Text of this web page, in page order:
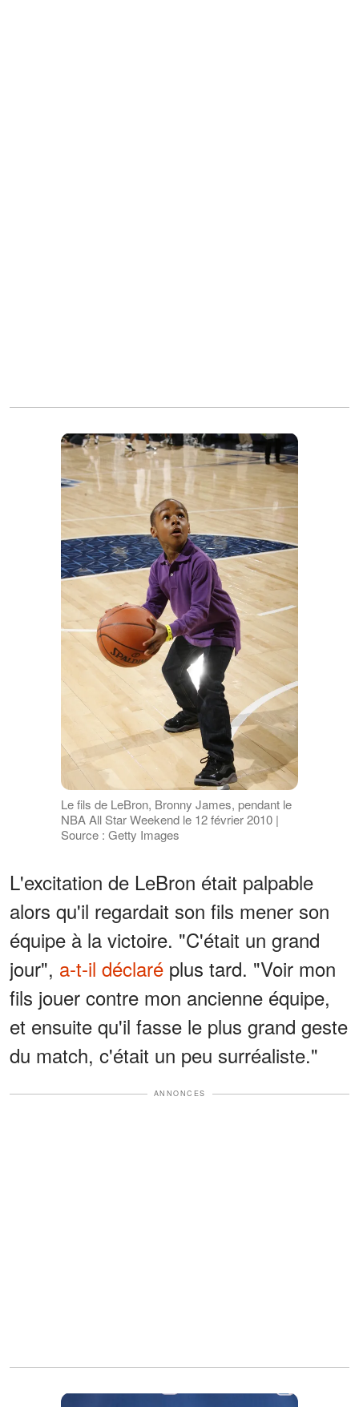
Le fils de LeBron, Bronny James, pendant le
NBA All Star Weekend le 12 février 2010 |
Source : Getty Images
L'excitation de LeBron était palpable
alors qu'il regardait son fils mener son
équipe à la victoire. "C'était un grand
jour", a-t-il déclaré plus tard. "Voir mon
fils jouer contre mon ancienne équipe,
et ensuite qu'il fasse le plus grand geste
du match, c'était un peu surréaliste."
ANNONCES